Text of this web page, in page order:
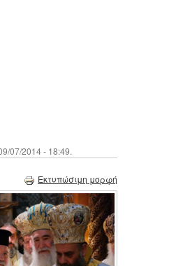
07/2014 - 18:49.
Εκτυπώσιμη μορφή